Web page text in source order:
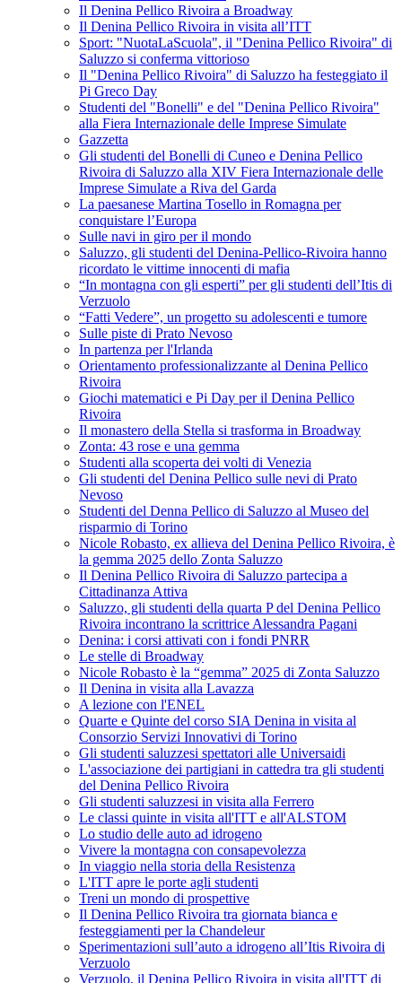
Il Denina Pellico Rivoira a Broadway
Il Denina Pellico Rivoira in visita all’ITT
Sport: "NuotaLaScuola", il "Denina Pellico Rivoira" di
Saluzzo si conferma vittorioso
Il "Denina Pellico Rivoira" di Saluzzo ha festeggiato il
Pi Greco Day
Studenti del "Bonelli" e del "Denina Pellico Rivoira"
alla Fiera Internazionale delle Imprese Simulate
Gazzetta
Gli studenti del Bonelli di Cuneo e Denina Pellico
Rivoira di Saluzzo alla XIV Fiera Internazionale delle
Imprese Simulate a Riva del Garda
La paesanese Martina Tosello in Romagna per
conquistare l’Europa
Sulle navi in giro per il mondo
Saluzzo, gli studenti del Denina-Pellico-Rivoira hanno
ricordato le vittime innocenti di mafia
“In montagna con gli esperti” per gli studenti dell’Itis di
Verzuolo
“Fatti Vedere”, un progetto su adolescenti e tumore
Sulle piste di Prato Nevoso
In partenza per l'Irlanda
Orientamento professionalizzante al Denina Pellico
Rivoira
Giochi matematici e Pi Day per il Denina Pellico
Rivoira
Il monastero della Stella si trasforma in Broadway
Zonta: 43 rose e una gemma
Studenti alla scoperta dei volti di Venezia
Gli studenti del Denina Pellico sulle nevi di Prato
Nevoso
Studenti del Denna Pellico di Saluzzo al Museo del
risparmio di Torino
Nicole Robasto, ex allieva del Denina Pellico Rivoira, è
la gemma 2025 dello Zonta Saluzzo
Il Denina Pellico Rivoira di Saluzzo partecipa a
Cittadinanza Attiva
Saluzzo, gli studenti della quarta P del Denina Pellico
Rivoira incontrano la scrittrice Alessandra Pagani
Denina: i corsi attivati con i fondi PNRR
Le stelle di Broadway
Nicole Robasto è la “gemma” 2025 di Zonta Saluzzo
Il Denina in visita alla Lavazza
A lezione con l'ENEL
Quarte e Quinte del corso SIA Denina in visita al
Consorzio Servizi Innovativi di Torino
Gli studenti saluzzesi spettatori alle Universaidi
L'associazione dei partigiani in cattedra tra gli studenti
del Denina Pellico Rivoira
Gli studenti saluzzesi in visita alla Ferrero
Le classi quinte in visita all'ITT e all'ALSTOM
Lo studio delle auto ad idrogeno
Vivere la montagna con consapevolezza
In viaggio nella storia della Resistenza
L'ITT apre le porte agli studenti
Treni un mondo di prospettive
Il Denina Pellico Rivoira tra giornata bianca e
festeggiamenti per la Chandeleur
Sperimentazioni sull’auto a idrogeno all’Itis Rivoira di
Verzuolo
Verzuolo, il Denina Pellico Rivoira in visita all'ITT di